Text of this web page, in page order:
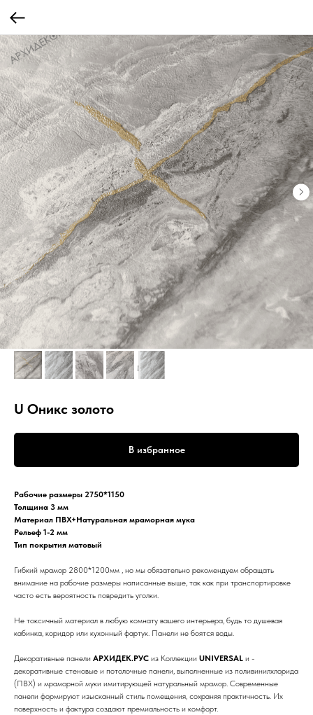
U Оникс золото
В избранное
Рабочие размеры 2750*1150
Толщина 3 мм
Материал ПВХ+Натуральная мраморная мука
Рельеф 1-2 мм
Тип покрытия матовый
Гибкий мрамор 2800*1200мм , но мы обязательно рекомендуем обращать
внимание на рабочие размеры написанные выше, так как при транспортировке
часто есть вероятность повредить уголки.
Не токсичный материал в любую комнату вашего интерьера, будь то душевая
кабинка, коридор или кухонный фартук. Панели не боятся воды.
Декоративные панели АРХИДЕК.РУС из Коллекции UNIVERSAL и -
декоративные стеновые и потолочные панели, выполненные из поливинилхлорида
(ПВХ) и мраморной муки имитирующей натуральный мрамор. Современные
панели формируют изысканный стиль помещения, сохраняя практичность. Их
поверхность и фактура создают премиальность и комфорт.